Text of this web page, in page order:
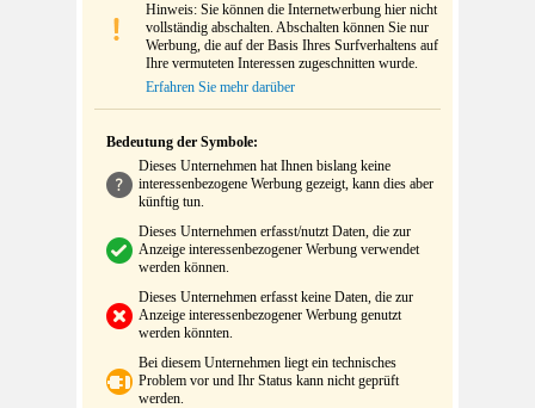
Hinweis: Sie können die Internetwerbung hier nicht
vollständig abschalten. Abschalten können Sie nur
Werbung, die auf der Basis Ihres Surfverhaltens auf
Ihre vermuteten Interessen zugeschnitten wurde.
Erfahren Sie mehr darüber
Bedeutung der Symbole:
Dieses Unternehmen hat Ihnen bislang keine
interessenbezogene Werbung gezeigt, kann dies aber
künftig tun.
Dieses Unternehmen erfasst/nutzt Daten, die zur
Anzeige interessenbezogener Werbung verwendet
werden können.
Dieses Unternehmen erfasst keine Daten, die zur
Anzeige interessenbezogener Werbung genutzt
werden könnten.
Bei diesem Unternehmen liegt ein technisches
Problem vor und Ihr Status kann nicht geprüft
werden.